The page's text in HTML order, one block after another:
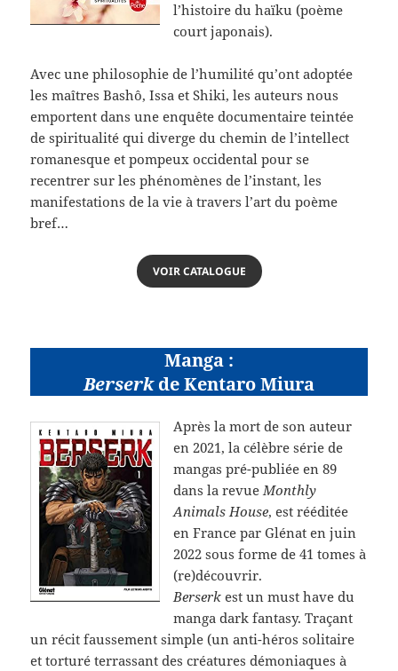
l’histoire du haïku (poème
court japonais).
Avec une philosophie de l’humilité qu’ont adoptée
les maîtres Bashô, Issa et Shiki, les auteurs nous
emportent dans une enquête documentaire teintée
de spiritualité qui diverge du chemin de l’intellect
romanesque et pompeux occidental pour se
recentrer sur les phénomènes de l’instant, les
manifestations de la vie à travers l’art du poème
bref…
VOIR CATALOGUE
Manga :
Berserkde Kentaro Miura
Après la mort de son auteur
en 2021, la célèbre série de
mangas pré-publiée en 89
dans la revue Monthly
Animals House, est rééditée
en France par Glénat en juin
2022 sous forme de 41 tomes à
(re)découvrir.
Berserk est un must have du
manga dark fantasy. Traçant
un récit faussement simple (un anti-héros solitaire
et torturé terrassant des créatures démoniaques à